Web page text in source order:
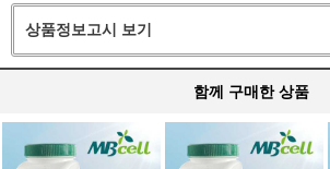
상품정보고시 보기
함께 구매한 상품